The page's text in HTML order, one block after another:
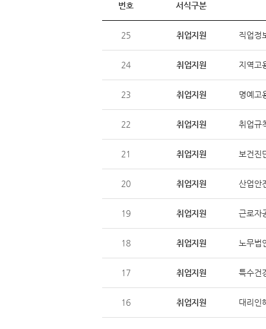
번호 서식구분
25 취업지원 직업정
24 취업지원 지역고
23 취업지원 명예고
22 취업지원 취업규
21 취업지원 보건진
20 취업지원 산업안
19 취업지원 근로자
18 취업지원 노무법
17 취업지원 특수건
16 취업지원 대리인